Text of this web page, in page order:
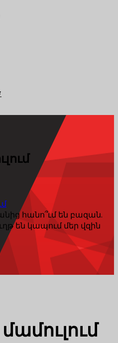
հանո՞ւմ են բազան.
են կապում մեր վզին